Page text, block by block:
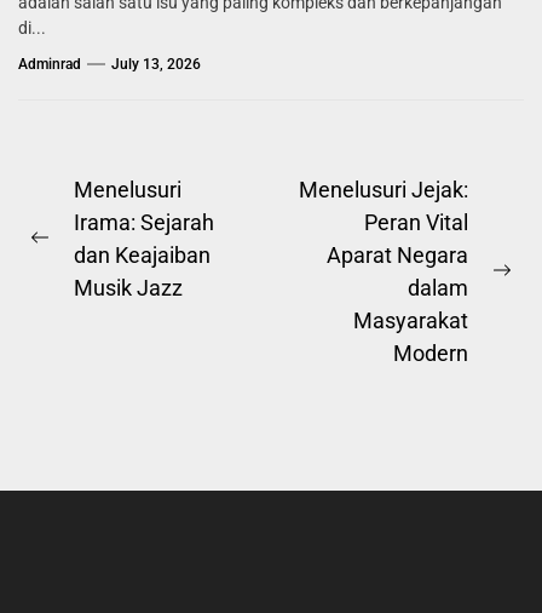
di...
Adminrad July 13, 2026
Post
navigation
Previous
post:
Menelusuri
Irama: Sejarah
dan Keajaiban
Musik Jazz
Menelusuri Jejak:
Peran Vital
Aparat Negara
dalam
Masyarakat
Modern